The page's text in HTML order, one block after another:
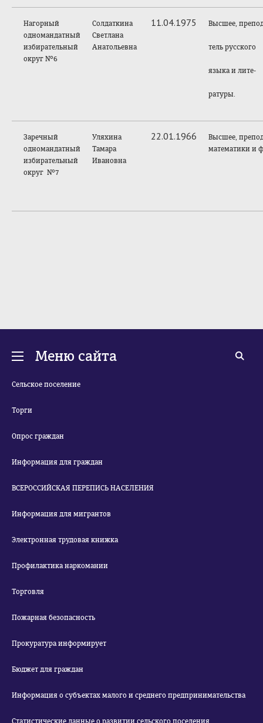
Нагорный
одномандатный
избирательный
округ №6
Солдаткина
Светлана
Анатольевна
11.04.1975 Высшее,
тель русского
языка и лите-
ратуры.
Заречный
одномандатный
избирательный
округ №7
Уляхина
Тамара
Ивановна
22.01.1966
Высшее,
математики и
Меню сайта
Сельское поселение
Торги
Опрос граждан
Информация для граждан
ВСЕРОССИЙСКАЯ ПЕРЕПИСЬ НАСЕЛЕНИЯ
Информация для мигрантов
Электронная трудовая книжка
Профилактика наркомании
Торговля
Пожарная безопасность
Прокуратура информирует
Бюджет для граждан
Информация о субъектах малого и среднего предпринимательства
Статистические данные о развитии сельского поселения